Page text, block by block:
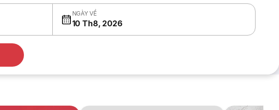
NGÀY VỀ
10 Th8, 2026